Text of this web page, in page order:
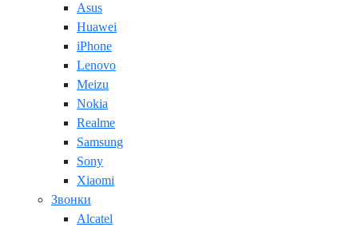
Asus
Huawei
iPhone
Lenovo
Meizu
Nokia
Realme
Samsung
Sony
Xiaomi
Звонки
Alcatel